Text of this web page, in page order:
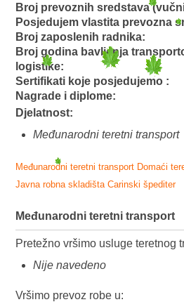
Broj prevoznih sredstava
Posjedujem vlastita prevozna
Broj zaposlenih radnika:
Broj godina bavljenja
logistike:
Sertifikati koje posjedujemo :
Nagrade i diplome:
Djelatnost:
Međunarodni teretni transport
Međunarodni teretni transport Domaći
Javna robna skladišta Carinski špediter
Međunarodni teretni transport
Pretežno vršimo usluge teretnog
Nije navedeno
Vršimo prevoz robe u: